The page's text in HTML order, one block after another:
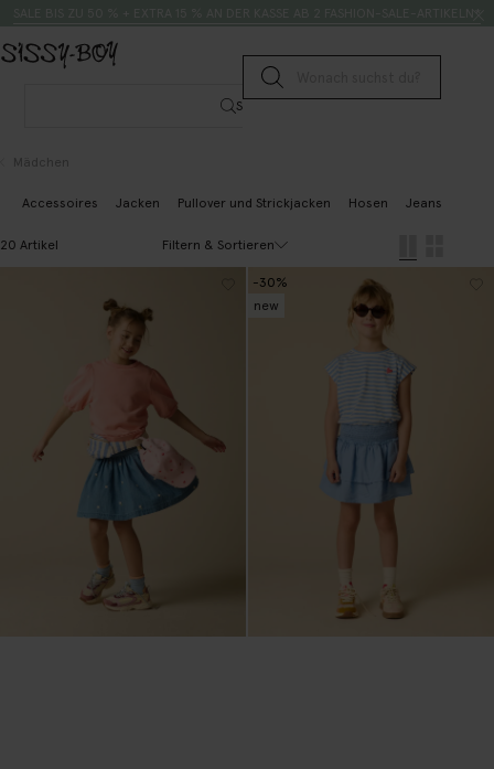
Suche senden
Suche
Mädchen
Accessoires Jacken Pullover und Strickjacken Hosen Jeans
20 Artikel Filtern & Sortieren
-30%
new